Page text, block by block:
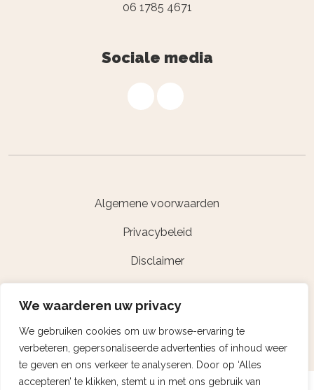
We waarderen uw privacy
We gebruiken cookies om uw browse-ervaring te
verbeteren, gepersonaliseerde advertenties of inhoud weer
te geven en ons verkeer te analyseren. Door op ‘Alles
accepteren’ te klikken, stemt u in met ons gebruik van
06 1785 4671
Sociale media
Algemene voorwaarden
Privacybeleid
Disclaimer